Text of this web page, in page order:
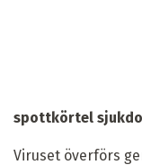
spottkörtel
Viruset överförs